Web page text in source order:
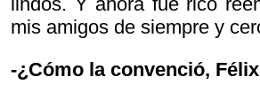
mis amigos de siempre y
-¿Cómo la convenció,